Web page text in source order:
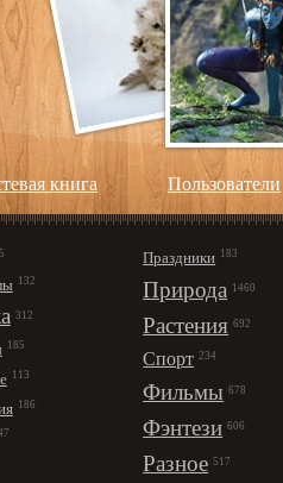
книга Пользователи
132
312
185
113
186
Праздники 183
Природа 1460
Растения 692
Спорт 234
Фильмы 678
Фэнтези 606
Разное 517